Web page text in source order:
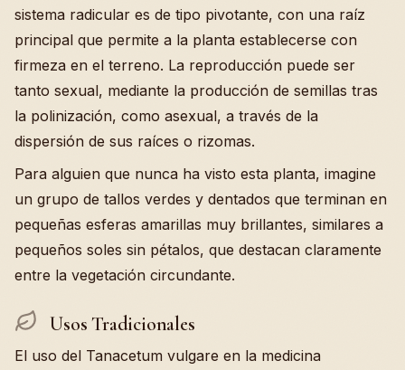
sistema radicular es de tipo pivotante, con una raíz
principal que permite a la planta establecerse con
firmeza en el terreno. La reproducción puede ser
tanto sexual, mediante la producción de semillas tras
la polinización, como asexual, a través de la
dispersión de sus raíces o rizomas.
Para alguien que nunca ha visto esta planta, imagine
un grupo de tallos verdes y dentados que terminan en
pequeñas esferas amarillas muy brillantes, similares a
pequeños soles sin pétalos, que destacan claramente
entre la vegetación circundante.
Usos Tradicionales
El uso del Tanacetum vulgare en la medicina